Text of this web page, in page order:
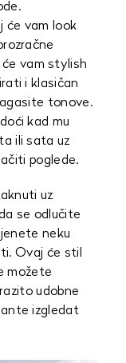
će vam look
će vam stylish
i klasičan
tonove.
kad mu
ili sata uz
poglede.
uz
se odlučite
neku
Ovaj će stil
možete
udobne
izgledat